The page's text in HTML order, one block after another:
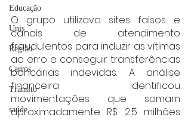
Educação
Unis
Região
Carros
Trânsito
saúde
O grupo utilizava sites falsos e
canais de atendimento
fraudulentos para induzir as vítimas
ao erro e conseguir transferências
bancárias indevidas. A análise
financeira identificou
movimentações que somam
aproximadamente R$ 2,5 milhões